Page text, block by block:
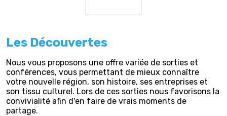
Les Découvertes
Nous vous proposons une offre variée de sorties et
conférences, vous permettant de mieux connaître
votre nouvelle région, son histoire, ses entreprises et
son tissu culturel. Lors de ces sorties nous favorisons la
convivialité afin d'en faire de vrais moments de
partage.